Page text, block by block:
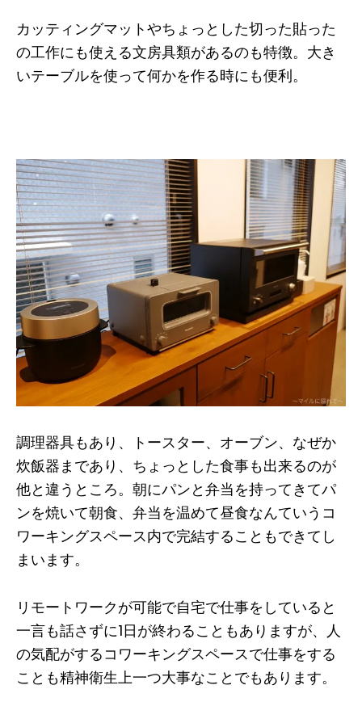
カッティングマットやちょっとした切った貼った
の工作にも使える文房具類があるのも特徴。大き
いテーブルを使って何かを作る時にも便利。
調理器具もあり、トースター、オーブン、なぜか
炊飯器まであり、ちょっとした食事も出来るのが
他と違うところ。朝にパンと弁当を持ってきてパ
ンを焼いて朝食、弁当を温めて昼食なんていうコ
ワーキングスペース内で完結することもできてし
まいます。
リモートワークが可能で自宅で仕事をしていると
一言も話さずに1日が終わることもありますが、人
の気配がするコワーキングスペースで仕事をする
ことも精神衛生上一つ大事なことでもあります。